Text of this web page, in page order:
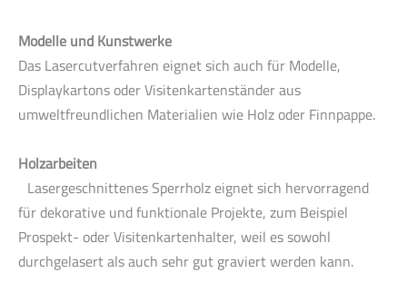
Modelle und Kunstwerke
Das Lasercutverfahren eignet sich auch für Modelle,
Displaykartons oder Visitenkartenständer aus
umweltfreundlichen Materialien wie Holz oder Finnpappe.
Holzarbeiten
Lasergeschnittenes Sperrholz eignet sich hervorragend
für dekorative und funktionale Projekte, zum Beispiel
Prospekt- oder Visitenkartenhalter, weil es sowohl
durchgelasert als auch sehr gut graviert werden kann.